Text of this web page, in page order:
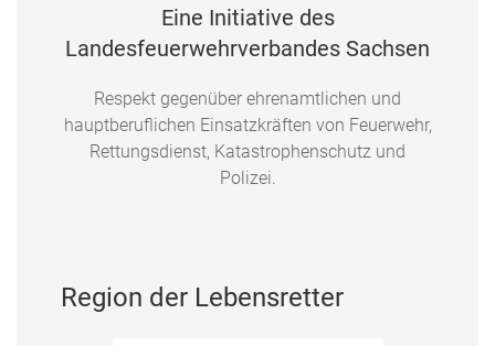
Eine Initiative des
Landesfeuerwehrverbandes Sachsen
Respekt gegenüber ehrenamtlichen und
hauptberuflichen Einsatzkräften von Feuerwehr,
Rettungsdienst, Katastrophenschutz und
Polizei.
Region der Lebensretter